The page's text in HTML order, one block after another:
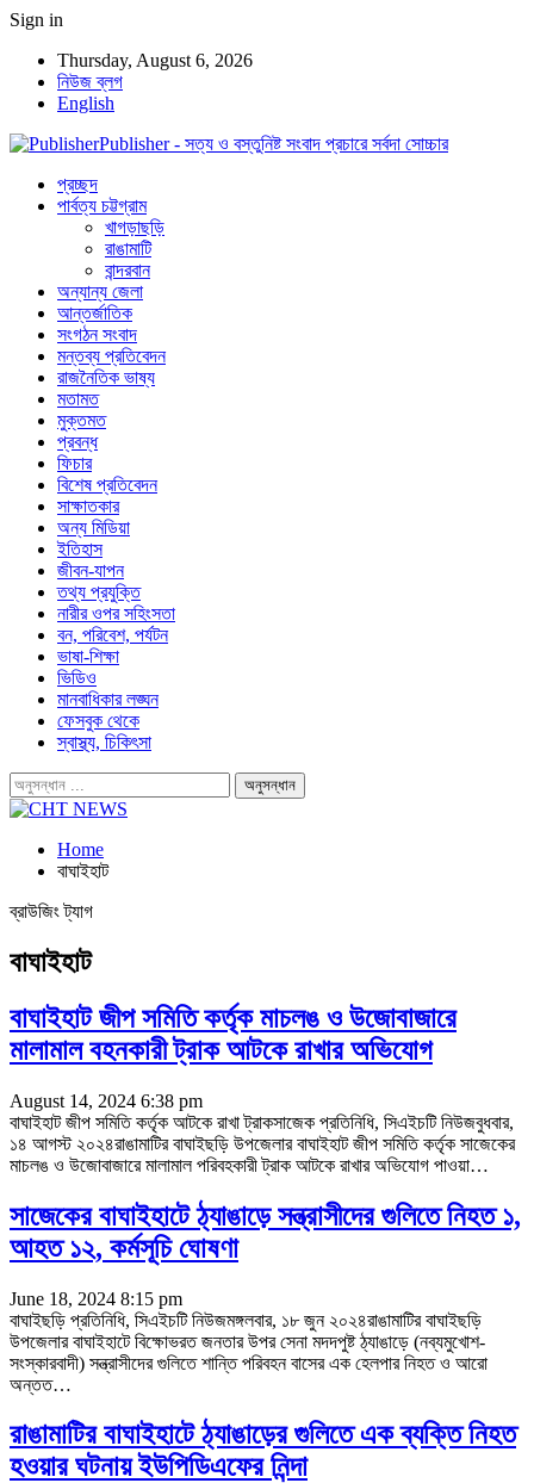
Sign in
Thursday, August 6, 2026
নিউজ ব্লগ
English
Publisher - সত্য ও বস্তুনিষ্ট সংবাদ প্রচারে সর্বদা সোচ্চার
প্রচ্ছদ
পার্বত্য চট্টগ্রাম
খাগড়াছড়ি
রাঙামাটি
বান্দরবান
অন্যান্য জেলা
আন্তর্জাতিক
সংগঠন সংবাদ
মন্তব্য প্রতিবেদন
রাজনৈতিক ভাষ্য
মতামত
মুক্তমত
প্রবন্ধ
ফিচার
বিশেষ প্রতিবেদন
সাক্ষাতকার
অন্য মিডিয়া
ইতিহাস
জীবন-যাপন
তথ্য প্রযুক্তি
নারীর ওপর সহিংসতা
বন, পরিবেশ, পর্যটন
ভাষা-শিক্ষা
ভিডিও
মানবাধিকার লঙ্ঘন
ফেসবুক থেকে
স্বাস্থ্য, চিকিৎসা
Home
বাঘাইহাট
ব্রাউজিং ট্যাগ
বাঘাইহাট
বাঘাইহাট জীপ সমিতি কর্তৃক মাচলঙ ও উজোবাজারে
মালামাল বহনকারী ট্রাক আটকে রাখার অভিযোগ
August 14, 2024 6:38 pm
বাঘাইহাট জীপ সমিতি কর্তৃক আটকে রাখা ট্রাকসাজেক প্রতিনিধি, সিএইচটি নিউজবুধবার,
১৪ আগস্ট ২০২৪রাঙামাটির বাঘাইছড়ি উপজেলার বাঘাইহাট জীপ সমিতি কর্তৃক সাজেকের
মাচলঙ ও উজোবাজারে মালামাল পরিবহকারী ট্রাক আটকে রাখার অভিযোগ পাওয়া…
সাজেকের বাঘাইহাটে ঠ্যাঙাড়ে সন্ত্রাসীদের গুলিতে নিহত ১,
আহত ১২, কর্মসূচি ঘোষণা
June 18, 2024 8:15 pm
বাঘাইছড়ি প্রতিনিধি, সিএইচটি নিউজমঙ্গলবার, ১৮ জুন ২০২৪রাঙামাটির বাঘাইছড়ি
উপজেলার বাঘাইহাটে বিক্ষোভরত জনতার উপর সেনা মদদপুষ্ট ঠ্যাঙাড়ে (নব্যমুখোশ-
সংস্কারবাদী) সন্ত্রাসীদের গুলিতে শান্তি পরিবহন বাসের এক হেলপার নিহত ও আরো
অন্তত…
রাঙামাটির বাঘাইহাটে ঠ্যাঙাড়ের গুলিতে এক ব্যক্তি নিহত
হওয়ার ঘটনায় ইউপিডিএফের নিন্দা